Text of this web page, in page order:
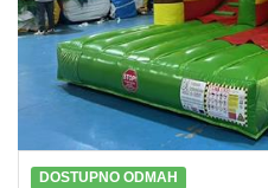
DOSTUPNO ODMAH